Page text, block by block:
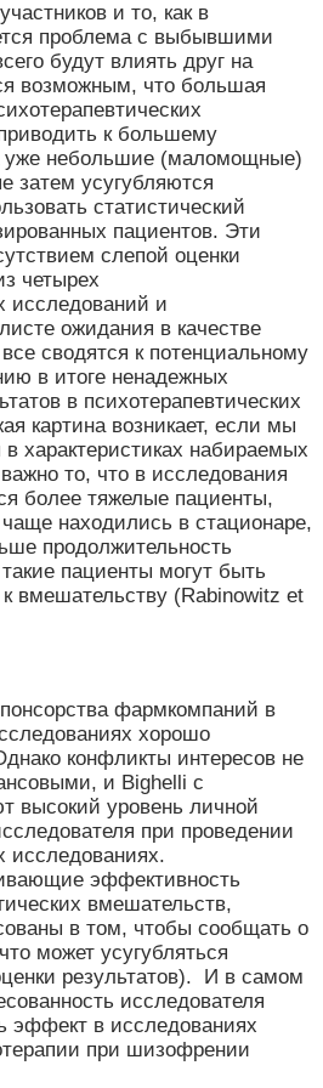
и то, как в
проблема с выбывшими
будут влиять друг на
возможным, что большая
к большему
небольшие (маломощные)
затем усугубляются
статистический
пациентов. Эти
слепой оценки
четырех
исследований и
ожидания в качестве
сводятся к потенциальному
в итоге ненадежных
в психотерапевтических
картина возникает, если мы
характеристиках набираемых
то, что в исследования
более тяжелые пациенты,
находились в стационаре,
продолжительность
пациенты могут быть
вмешательству (Rabinowitz et
фармкомпаний в
хорошо
конфликты интересов не
и Bighelli с
высокий уровень личной
при проведении
исследованиях.
эффективность
вмешательств,
в том, чтобы сообщать о
может усугубляться
результатов). И в самом
исследователя
эффект в исследованиях
при шизофрении